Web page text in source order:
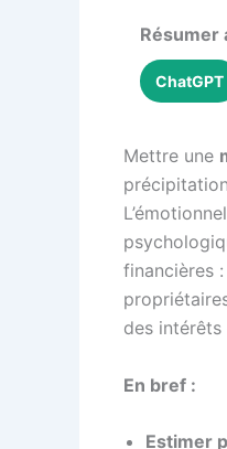
Résumer
ChatGPT
Mettre une
financières
des
En bref :
Estimer